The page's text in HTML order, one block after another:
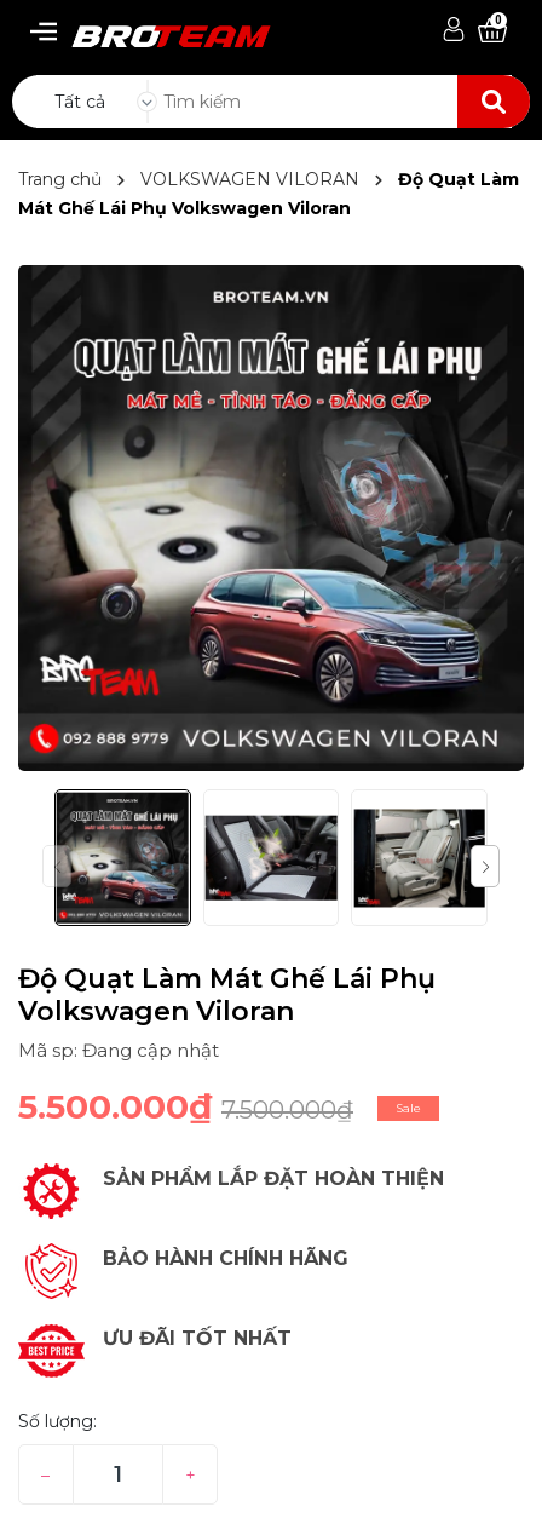
0
Tất cả
Trang chủ VOLKSWAGEN VILORAN
Độ Quạt Làm
Mát Ghế Lái Phụ Volkswagen Viloran
Độ Quạt Làm Mát Ghế Lái Phụ
Volkswagen Viloran
Mã sp: Đang cập nhật
5.500.000₫ 7.500.000₫ Sale
SẢN PHẨM LẮP ĐẶT HOÀN THIỆN
BẢO HÀNH CHÍNH HÃNG
ƯU ĐÃI TỐT NHẤT
Số lượng:
– +